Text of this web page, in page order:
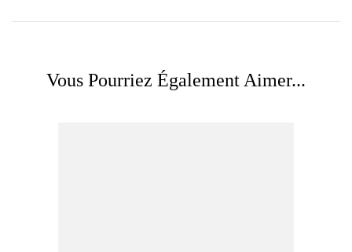
Vous Pourriez Également Aimer...